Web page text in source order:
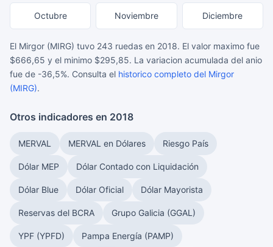
Octubre Noviembre Diciembre
El Mirgor (MIRG) tuvo 243 ruedas en 2018. El valor maximo fue
$666,65 y el minimo $295,85. La variacion acumulada del anio
fue de -36,5%. Consulta el historico completo del Mirgor
(MIRG).
Otros indicadores en 2018
MERVAL MERVAL en Dólares Riesgo País
Dólar MEP Dólar Contado con Liquidación
Dólar Blue Dólar Oficial Dólar Mayorista
Reservas del BCRA Grupo Galicia (GGAL)
YPF (YPFD) Pampa Energía (PAMP)